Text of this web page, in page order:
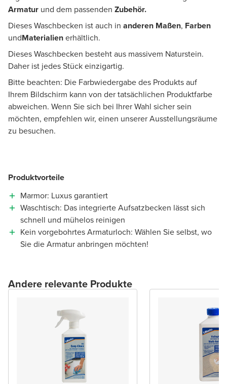
Armatur und dem passenden Zubehör.
Dieses Waschbecken ist auch in anderen Maßen, Farben
undMaterialienerhältlich.
Dieses Waschbecken besteht aus massivem Naturstein.
Daher ist jedes Stück einzigartig.
Bitte beachten: Die Farbwiedergabe des Produkts auf
Ihrem Bildschirm kann von der tatsächlichen Produktfarbe
abweichen. Wenn Sie sich bei Ihrer Wahl sicher sein
möchten, empfehlen wir, einen unserer Ausstellungsräume
zu besuchen.
Produktvorteile
Marmor: Luxus garantiert
Waschtisch: Das integrierte Aufsatzbecken lässt sich
schnell und mühelos reinigen
Kein vorgebohrtes Armaturloch: Wählen Sie selbst, wo
Sie die Armatur anbringen möchten!
Andere relevante Produkte